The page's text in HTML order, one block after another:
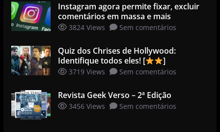
Instagram agora permite fixar, excluir
comentários em massa e mais
3824 Views Sem comentários
Quiz dos Chrises de Hollywood:
Identifique todos eles! [
]
3719 Views Sem comentários
Revista Geek Verso – 2ª Edição
3456 Views Sem comentários